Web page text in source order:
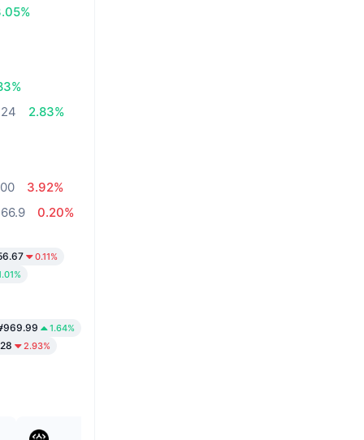
2.83%
3.92%
0.20%
0.11%
1.64%
2.93%